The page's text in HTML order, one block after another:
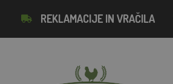
REKLAMACIJE IN VRAČILA